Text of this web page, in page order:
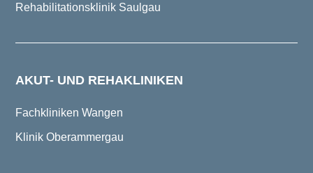
Rehabilitationsklinik Saulgau
AKUT- UND REHAKLINIKEN
Fachkliniken Wangen
Klinik Oberammergau